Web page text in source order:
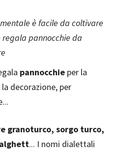
è facile da coltivare
pannocchie da
pannocchie per la
decorazione, per
granoturco, sorgo turco,
... I nomi dialettali